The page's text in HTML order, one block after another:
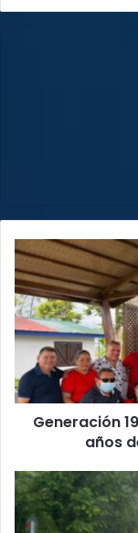
Generación
1982
del
Voca
se
reencontrará
años
después
Generación
años
Octubre
fue